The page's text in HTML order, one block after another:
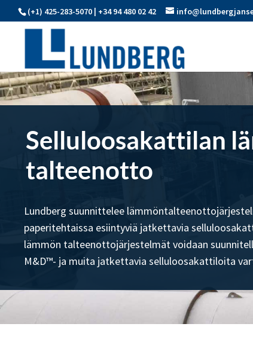
(+1) 425-283-5070 | +34 94 480 02 42
Selluloosakattilan
talteenotto
Lundberg suunnittelee
paperitehtaissa esiintyviä jatkettavia
lämmön talteenottojärjestelmät voidaan
M&D™- ja muita jatkettavia selluloosakattiloita